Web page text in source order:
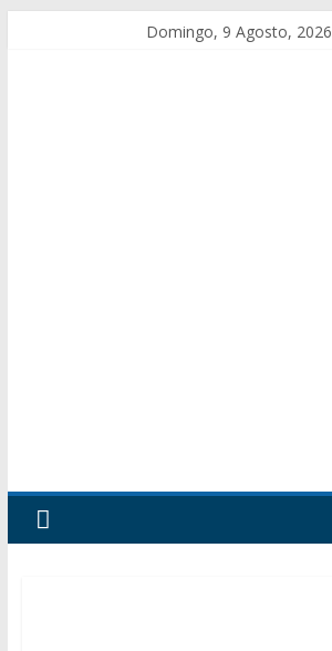
Domingo, 9 Agosto, 2026